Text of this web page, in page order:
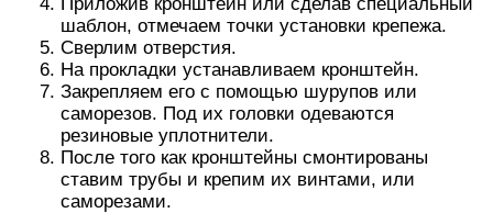
шаблон, отмечаем точки установки крепежа.
Сверлим отверстия.
На прокладки устанавливаем кронштейн.
Закрепляем его с помощью шурупов или
саморезов. Под их головки одеваются
резиновые уплотнители.
После того как кронштейны смонтированы
ставим трубы и крепим их винтами, или
саморезами.